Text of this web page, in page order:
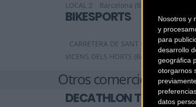
Nosotros y
y
para
desarrollo
geográfica
otorgarnos
datos
LOCAL 2
Barcelona (Barcelona)
BIKESPORTS
CARRETERA DE SANT BOI 90
SANT
VICENS DELS HORTS (Barcelona)
Otros comercios
DECATHLON TERRASA